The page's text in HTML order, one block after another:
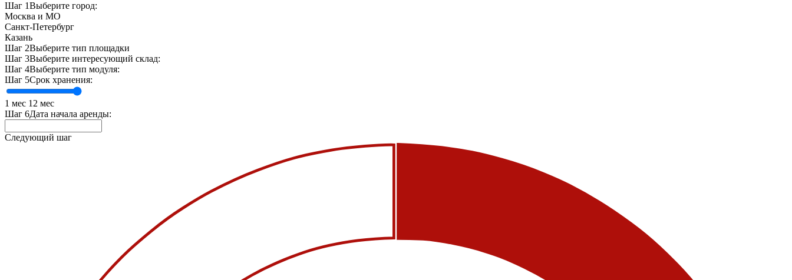
Шаг 1Выберите город:
Москва и МО
Санкт-Петербург
Казань
Шаг 2Выберите тип площадки
Шаг 3Выберите интересующий склад:
Шаг 4Выберите тип модуля:
Шаг 5Срок хранения:
1 мес 12 мес
Шаг 6Дата начала аренды:
Следующий шаг